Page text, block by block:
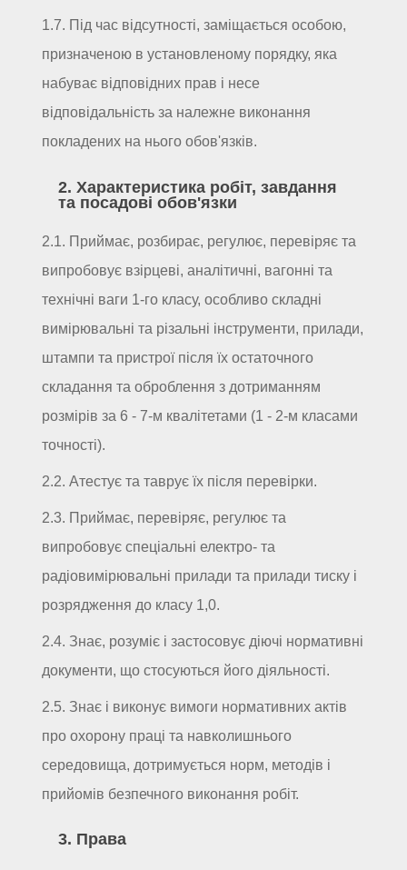
1.7. Під час відсутності, заміщається особою,
призначеною в установленому порядку, яка
набуває відповідних прав і несе
відповідальність за належне виконання
покладених на нього обов'язків.
2. Характеристика робіт, завдання
та посадові обов'язки
2.1. Приймає, розбирає, регулює, перевіряє та
випробовує взірцеві, аналітичні, вагонні та
технічні ваги 1-го класу, особливо складні
вимірювальні та різальні інструменти, прилади,
штампи та пристрої після їх остаточного
складання та оброблення з дотриманням
розмірів за 6 - 7-м квалітетами (1 - 2-м класами
точності).
2.2. Атестує та таврує їх після перевірки.
2.3. Приймає, перевіряє, регулює та
випробовує спеціальні електро- та
радіовимірювальні прилади та прилади тиску і
розрядження до класу 1,0.
2.4. Знає, розуміє і застосовує діючі нормативні
документи, що стосуються його діяльності.
2.5. Знає і виконує вимоги нормативних актів
про охорону праці та навколишнього
середовища, дотримується норм, методів і
прийомів безпечного виконання робіт.
3. Права